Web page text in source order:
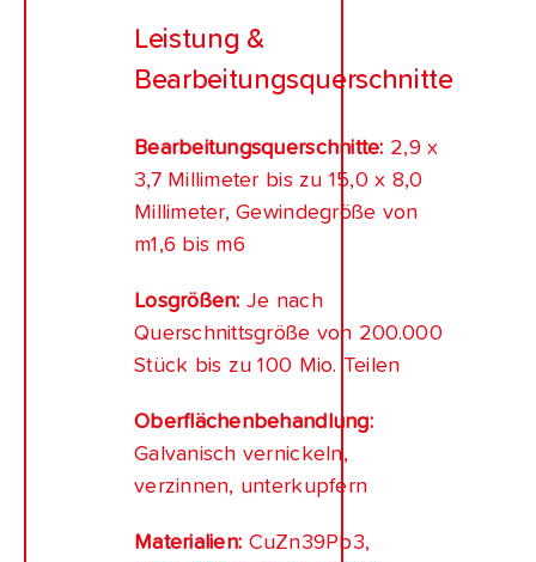
Leistung &
Bearbeitungsquerschnitte
Bearbeitungsquerschnitte: 2,9 x
3,7 Millimeter bis zu 15,0 x 8,0
Millimeter, Gewindegröße von
m1,6 bis m6
Losgrößen: Je nach
Querschnittsgröße von 200.000
Stück bis zu 100 Mio. Teilen
Oberflächenbehandlung:
Galvanisch vernickeln,
verzinnen, unterkupfern
Materialien: CuZn39Pb3,